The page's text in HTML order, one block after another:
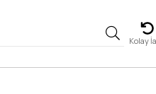
Kolay